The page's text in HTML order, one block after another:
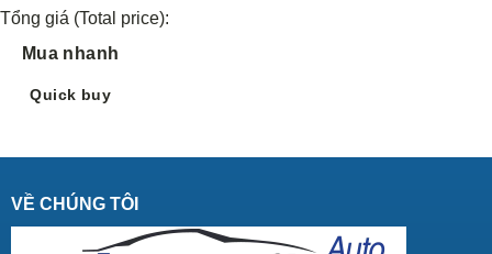
Tổng giá (Total price):
Mua nhanh
Quick buy
VỀ CHÚNG TÔI